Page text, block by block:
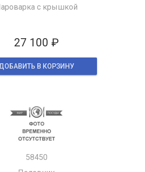
с крышкой
27 100 ₽
В КОРЗИНУ
58450